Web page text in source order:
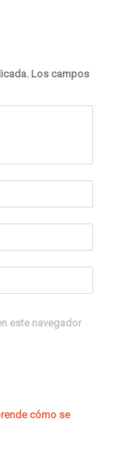
Los campos
este navegador
cómo se